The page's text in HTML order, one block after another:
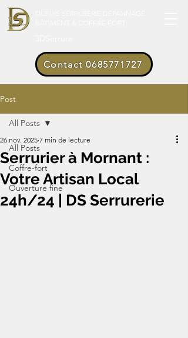
Contact 0685771727
Post
All Posts
Coffre-fort
Ouverture fine
All Posts
Serrurier à Mornant :
Votre Artisan Local
24h/24 | DS Serrurerie
26 nov. 2025 7 min de lecture